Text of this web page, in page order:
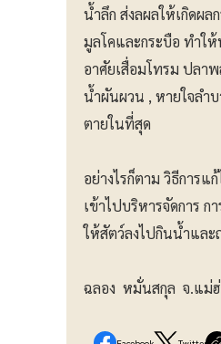
น้ำลึก ส่งลผลให้เกิดผล
มูลโคและกระบือ ทำใ
อาศัยเสื่อมโทรม ปลา
น้ำผันผวน , หายใจลำ
ตายในที่สุด
อย่างไรก็ตาม วิธีการ
เข้าไปบริหารจัดการ ก
ให้สัตว์ลงไปกินน้ำและ
ฉลอง หมั่นสกุล จ.แม่